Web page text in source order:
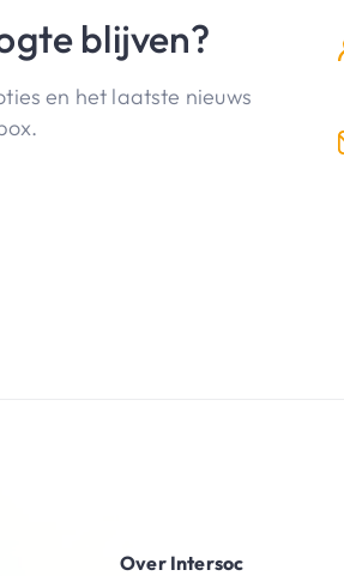
blijven?
en het laatste nieuws
Over Intersoc